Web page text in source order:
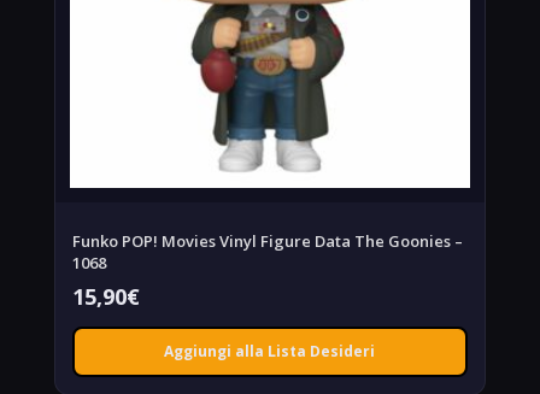
Funko POP! Movies Vinyl Figure Data The Goonies –
1068
15,90€
Aggiungi alla Lista Desideri